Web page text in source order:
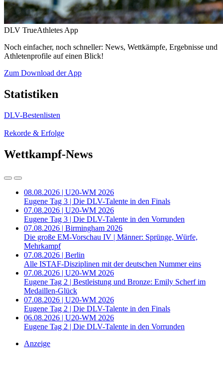
DLV TrueAthletes App
Noch einfacher, noch schneller: News, Wettkämpfe, Ergebnisse und
Athletenprofile auf einen Blick!
Zum Download der App
Statistiken
DLV-Bestenlisten
Rekorde & Erfolge
Wettkampf-News
08.08.2026 | U20-WM 2026
Eugene Tag 3 | Die DLV-Talente in den Finals
07.08.2026 | U20-WM 2026
Eugene Tag 3 | Die DLV-Talente in den Vorrunden
07.08.2026 | Birmingham 2026
Die große EM-Vorschau IV | Männer: Sprünge, Würfe,
Mehrkampf
07.08.2026 | Berlin
Alle ISTAF-Disziplinen mit der deutschen Nummer eins
07.08.2026 | U20-WM 2026
Eugene Tag 2 | Bestleistung und Bronze: Emily Scherf im
Medaillen-Glück
07.08.2026 | U20-WM 2026
Eugene Tag 2 | Die DLV-Talente in den Finals
06.08.2026 | U20-WM 2026
Eugene Tag 2 | Die DLV-Talente in den Vorrunden
Anzeige